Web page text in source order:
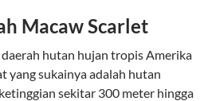
Macaw Scarlet
hutan hujan tropis Amerika
yang sukainya adalah hutan
sekitar 300 meter hingga